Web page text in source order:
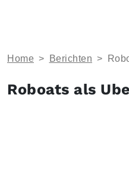
Home > Berichten >
Roboats als